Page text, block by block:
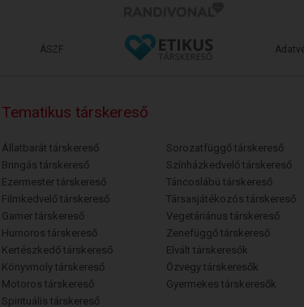
ÁSZF
Tematikus társkereső
Állatbarát társkereső
Bringás társkereső
Ezermester társkereső
Filmkedvelő társkereső
Gamer társkereső
Humoros társkereső
Kertészkedő társkereső
Könyvmoly társkereső
Motoros társkereső
Spirituális társkereső
Sorozatfüggő társkereső
Színházkedvelő társkereső
Táncoslábú társkereső
Társasjátékozós társkereső
Vegetáriánus társkereső
Zenefüggő társkereső
Elvált társkeresők
Özvegy társkeresők
Gyermekes társkeresők